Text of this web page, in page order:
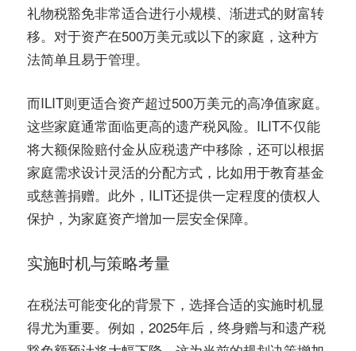
礼物税豁免非常适合进行小规模、渐进式的财富转
移。对于资产在500万美元或以下的家庭，这种方
法简单且易于管理。
而ILIT则更适合资产超过500万美元的高净值家庭。
这些家庭通常面临更高的遗产税风险。ILIT不仅能
将大额保险赔付金从应税遗产中移除，还可以根据
家庭需求设计灵活的分配方式，比如用于教育基金
或慈善捐赠。此外，ILIT还提供一定程度的债权人
保护，为家庭资产增加一层安全保障。
实施时机与策略考量
在税法可能变化的背景下，选择合适的实施时机显
得尤为重要。例如，2025年后，终身赠与和遗产税